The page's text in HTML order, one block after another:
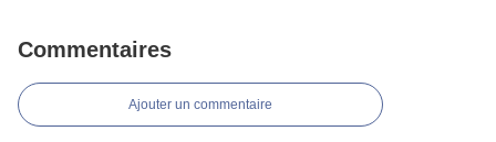
Commentaires
Ajouter un commentaire